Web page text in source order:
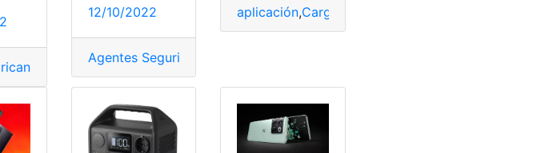
Mercado,Móvil ,Potencia
12/10/2022
Agentes Seguridad Penitenciaria
aplicación,Carga